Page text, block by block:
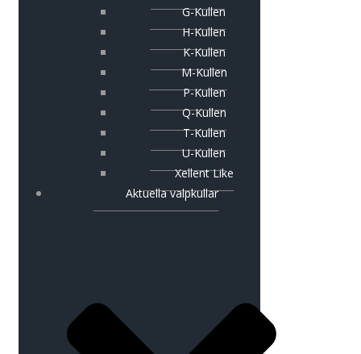
G-Kullen
H-Kullen
K-Kullen
M-Kullen
P-Kullen
Q-Kullen
T-Kullen
U-Kullen
Xellent Like
Aktuella valpkullar